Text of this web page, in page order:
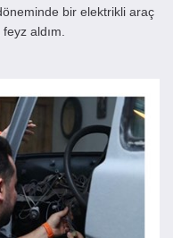
bir elektrikli araç
aldım.